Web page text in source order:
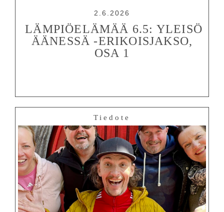
2.6.2026
LÄMPIÖELÄMÄÄ 6.5: YLEISÖ
ÄÄNESSÄ -ERIKOISJAKSO,
OSA 1
Tiedote